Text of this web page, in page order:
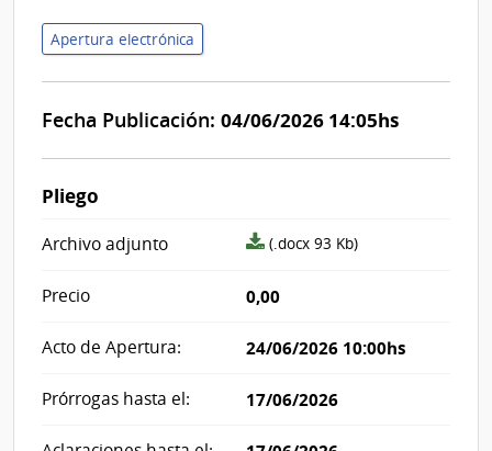
Apertura electrónica
Fecha Publicación: 04/06/2026 14:05hs
Pliego
Archivo adjunto
archivo
(.docx 93 Kb)
Precio 0,00
Acto de Apertura: 24/06/2026 10:00hs
Prórrogas hasta el: 17/06/2026